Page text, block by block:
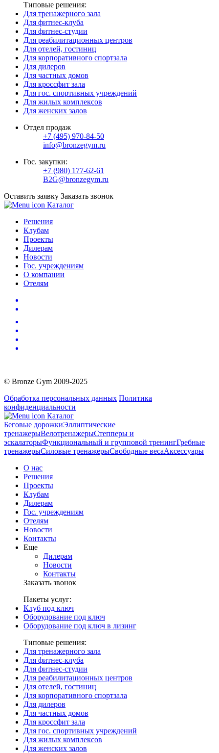
Типовые решения:
Для тренажерного зала
Для фитнес-клуба
Для фитнес-студии
Для реабилитационных центров
Для отелей, гостиниц
Для корпоративного спортзала
Для дилеров
Для частных домов
Для кроссфит зала
Для гос. спортивных учреждений
Для жилых комплексов
Для женских залов
Отдел продаж
+7 (495) 970-84-50
info@bronzegym.ru
Гос. закупки:
+7 (980) 177-62-61
B2G@bronzegym.ru
Оставить заявку Заказать звонок
Каталог
Решения
Клубам
Проекты
Дилерам
Новости
Гос. учреждениям
О компании
Отелям
© Bronze Gym 2009-2025
Обработка персональных данных Политика
конфиденциальности
Каталог
Беговые дорожкиЭллиптические
тренажерыВелотренажерыСтепперы и
эскалаторыФункциональный и групповой тренингГребные
тренажерыСиловые тренажерыСвободные весаАксессуары
О нас
Решения
Проекты
Клубам
Дилерам
Гос. учреждениям
Отелям
Новости
Контакты
Еще
Дилерам
Новости
Контакты
Заказать звонок
Пакеты услуг:
Клуб под ключ
Оборудование под ключ
Оборудование под ключ в лизинг
Типовые решения:
Для тренажерного зала
Для фитнес-клуба
Для фитнес-студии
Для реабилитационных центров
Для отелей, гостиниц
Для корпоративного спортзала
Для дилеров
Для частных домов
Для кроссфит зала
Для гос. спортивных учреждений
Для жилых комплексов
Для женских залов